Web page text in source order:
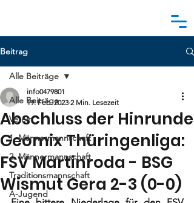
Beitrag
Alle Beiträge
Verein
1. Männermannschaft
2. Männermannschaft
Traditionsmannschaft
A-Jugend
Alle Beiträge
Abschluss der Hinrunde
Geomix Thüringenliga:
FSV Martinroda - BSG
Wismut Gera 2-3 (0-0)
info0479801
19. Feb. 2023 2 Min. Lesezeit